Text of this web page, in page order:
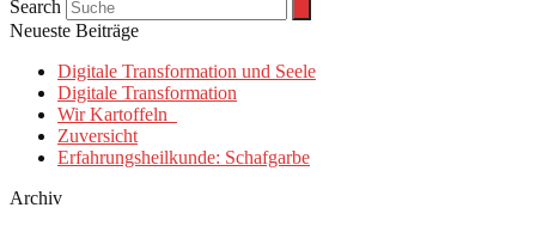
Search
Neueste Beiträge
Digitale Transformation und Seele
Digitale Transformation
Wir Kartoffeln
Zuversicht
Erfahrungsheilkunde: Schafgarbe
Archiv